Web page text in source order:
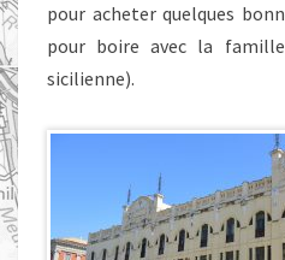
pour acheter quelques
pour boire avec la
sicilienne).